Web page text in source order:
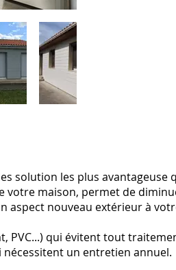
solution les plus
votre maison, permet de
aspect nouveau extérieur à
PVC...) qui évitent tout
nécessitent un entretien annuel.